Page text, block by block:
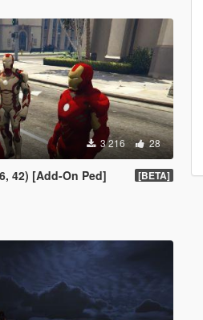
3 216 28
42) [Add-On Ped] [BETA]